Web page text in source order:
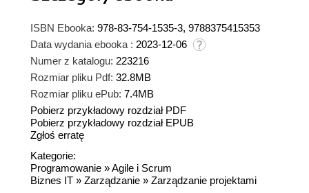
ISBN Ebooka: 978-83-754-1535-3, 9788375415353
Data wydania ebooka : 2023-12-06
Numer z katalogu: 223216
Rozmiar pliku Pdf: 32.8MB
Rozmiar pliku ePub: 7.4MB
Pobierz przykładowy rozdział PDF
Pobierz przykładowy rozdział EPUB
Zgłoś erratę
Kategorie:
Programowanie »Agile i Scrum
Biznes IT » Zarządzanie » Zarządzanie projektami